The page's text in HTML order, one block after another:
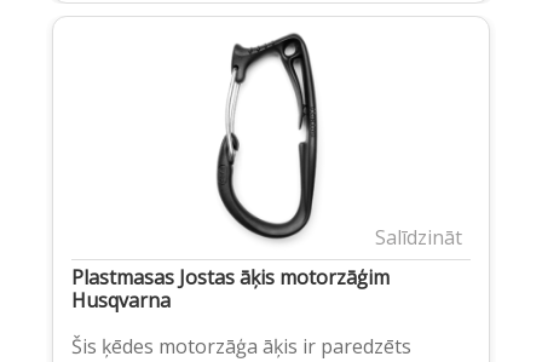
Salīdzināt
Plastmasas Jostas āķis motorzāģim
Husqvarna
Šis ķēdes motorzāģa āķis ir paredzēts